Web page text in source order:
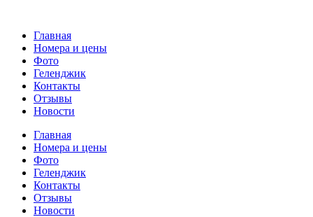
Главная
Номера и цены
Фото
Геленджик
Контакты
Отзывы
Новости
Главная
Номера и цены
Фото
Геленджик
Контакты
Отзывы
Новости